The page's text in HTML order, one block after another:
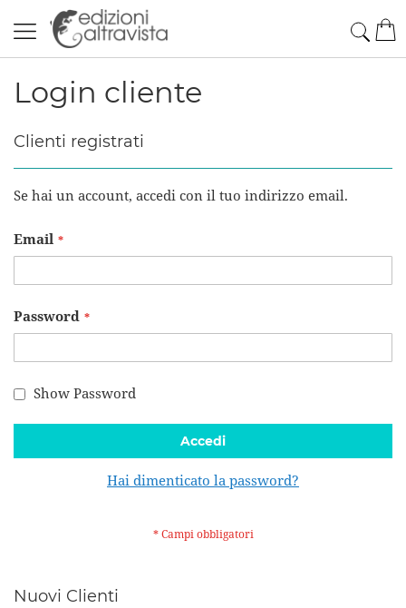
al
contenuto
Login cliente
Clienti registrati
Se hai un account, accedi con il tuo indirizzo email.
Email
Password
Show Password
Accedi
Hai dimenticato la password?
Nuovi Clienti